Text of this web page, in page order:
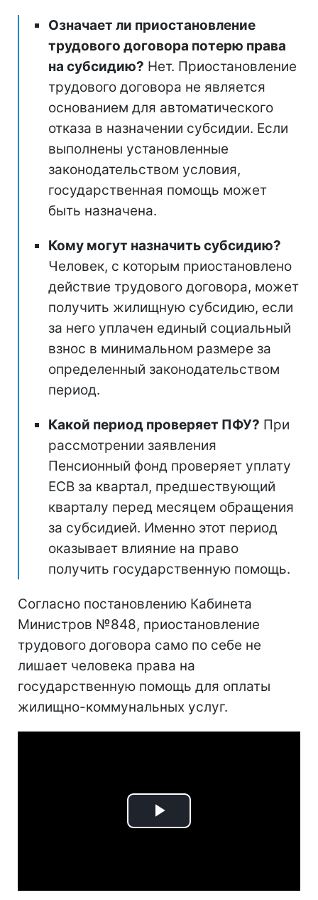
Означает ли приостановление
трудового договора потерю права
на субсидию? Нет. Приостановление
трудового договора не является
основанием для автоматического
отказа в назначении субсидии. Если
выполнены установленные
законодательством условия,
государственная помощь может
быть назначена.
Кому могут назначить субсидию?
Человек, с которым приостановлено
действие трудового договора, может
получить жилищную субсидию, если
за него уплачен единый социальный
взнос в минимальном размере за
определенный законодательством
период.
Какой период проверяет ПФУ? При
рассмотрении заявления
Пенсионный фонд проверяет уплату
ЕСВ за квартал, предшествующий
кварталу перед месяцем обращения
за субсидией. Именно этот период
оказывает влияние на право
получить государственную помощь.
Согласно постановлению Кабинета
Министров №848, приостановление
трудового договора само по себе не
лишает человека права на
государственную помощь для оплаты
жилищно-коммунальных услуг.
Play